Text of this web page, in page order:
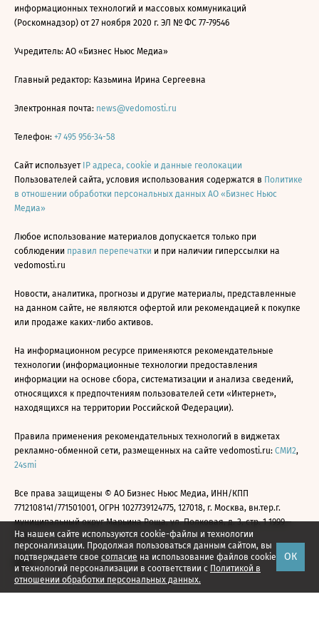
На нашем сайте используются cookie-файлы и технологии
персонализации. Продолжая пользоваться данным сайтом, вы
подтверждаете свое согласие на использование файлов cookie
и технологий персонализации в соответствии с Политикой в
отношении обработки персональных данных.
ОК
информационных технологий и массовых коммуникаций
(Роскомнадзор) от 27 ноября 2020 г. ЭЛ № ФС 77-79546
Учредитель: АО «Бизнес Ньюс Медиа»
Главный редактор: Казьмина Ирина Сергеевна
Электронная почта: news@vedomosti.ru
Телефон: +7 495 956-34-58
Сайт использует IP адреса, cookie и данные геолокации
Пользователей сайта, условия использования содержатся в Политике
в отношении обработки персональных данных АО «Бизнес Ньюс
Медиа»
Любое использование материалов допускается только при
соблюдении правил перепечатки и при наличии гиперссылки на
vedomosti.ru
Новости, аналитика, прогнозы и другие материалы, представленные
на данном сайте, не являются офертой или рекомендацией к покупке
или продаже каких-либо активов.
На информационном ресурсе применяются рекомендательные
технологии (информационные технологии предоставления
информации на основе сбора, систематизации и анализа сведений,
относящихся к предпочтениям пользователей сети «Интернет»,
находящихся на территории Российской Федерации).
Правила применения рекомендательных технологий в виджетах
рекламно-обменной сети, размещенных на сайте vedomosti.ru: СМИ2,
24smi
Все права защищены © АО Бизнес Ньюс Медиа, ИНН/КПП
7712108141/771501001, ОГРН 1027739124775, 127018, г. Москва, вн.тер.г.
муниципальный округ Марьина Роща, ул. Полковая, д. 3, стр. 1 1999—
2026